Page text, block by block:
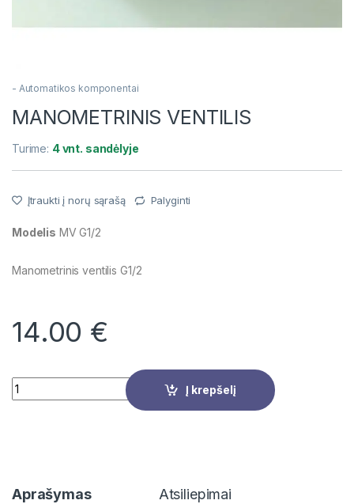
- Automatikos komponentai
MANOMETRINIS VENTILIS
Turime: 4 vnt. sandėlyje
Įtraukti į norų sąrašą Palyginti
Modelis MV G1/2
Manometrinis ventilis G1/2
14.00 €
Quantity
Į krepšelį
Aprašymas Atsiliepimai